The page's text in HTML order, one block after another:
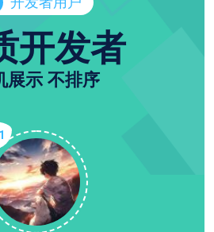
开发者
展示 不排序